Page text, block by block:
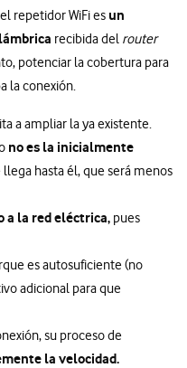
repetidor WiFi es un
recibida del router
potenciar la cobertura para
la conexión.
a ampliar la ya existente.
no es la inicialmente
llega hasta él, que será menos
a la red eléctrica, pues
es autosuficiente (no
adicional para que
su proceso de
la velocidad.